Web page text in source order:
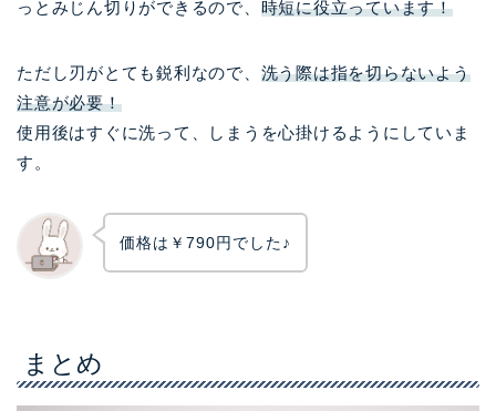
っとみじん切りができるので、 時短に役立っています！
ただし刃がとても鋭利なので、 洗う際は指を切らないよう
注意が必要！
使用後はすぐに洗って、しまうを心掛けるようにしていま
す。
価格は￥790円でした♪
まとめ